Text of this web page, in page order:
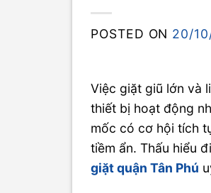
POSTED ON 20/
Việc giặt giũ lớn và
thiết bị hoạt động
mốc có cơ hội tích
tiềm ẩn. Thấu hiểu
giặt quận Tân Phú